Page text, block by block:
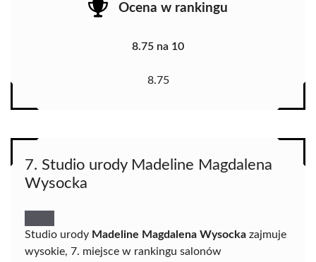
Ocena w rankingu
8.75 na 10
8.75
7. Studio urody Madeline Magdalena
Wysocka
Studio urody Madeline Magdalena Wysocka zajmuje
wysokie, 7. miejsce w rankingu salonów